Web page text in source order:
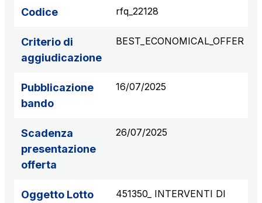
Scadenza concessione: 2032
Società Autostrada Tirrenica p.A.
Km rete: 55
Tangenziale di Napoli S.p.A.
Scadenza concessione: 2037
Codice rfq_22128
Criterio di
aggiudicazione
BEST_ECONOMICAL_OFFER
Pubblicazione
bando
16/07/2025
Scadenza
presentazione
offerta
26/07/2025
Oggetto Lotto
451350_ INTERVENTI DI